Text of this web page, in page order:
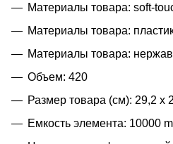
Материалы товара: soft-
Материалы товара:
Материалы товара:
Объем: 420
Размер товара (см): 29,2 х
Емкость элемента: 10000